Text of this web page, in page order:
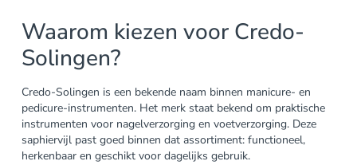
Waarom kiezen voor Credo-
Solingen?
Credo-Solingen is een bekende naam binnen manicure- en
pedicure-instrumenten. Het merk staat bekend om praktische
instrumenten voor nagelverzorging en voetverzorging. Deze
saphiervijl past goed binnen dat assortiment: functioneel,
herkenbaar en geschikt voor dagelijks gebruik.